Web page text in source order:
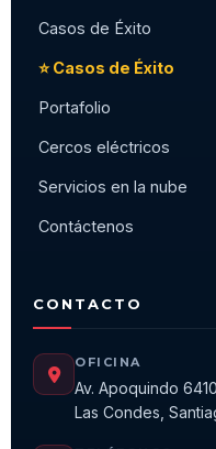
Casos de Éxito
⭐ Casos de Éxito
Portafolio
Cercos eléctricos
Servicios en la nube
Contáctenos
CONTACTO
OFICINA
Av. Apoquindo
Las Condes,